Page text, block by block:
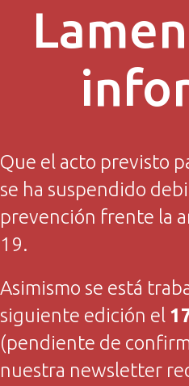
Que el acto previsto
se ha suspendido
prevención frente la
19.
Asimismo se está
siguiente edición el
(pendiente de
nuestra newsletter